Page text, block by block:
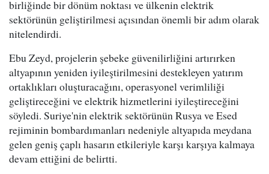
birliğinde bir dönüm noktası ve ülkenin elektrik
sektörünün geliştirilmesi açısından önemli bir adım olarak
nitelendirdi.
Ebu Zeyd, projelerin şebeke güvenilirliğini artırırken
altyapının yeniden iyileştirilmesini destekleyen yatırım
ortaklıkları oluşturacağını, operasyonel verimliliği
geliştireceğini ve elektrik hizmetlerini iyileştireceğini
söyledi. Suriye'nin elektrik sektörünün Rusya ve Esed
rejiminin bombardımanları nedeniyle altyapıda meydana
gelen geniş çaplı hasarın etkileriyle karşı karşıya kalmaya
devam ettiğini de belirtti.